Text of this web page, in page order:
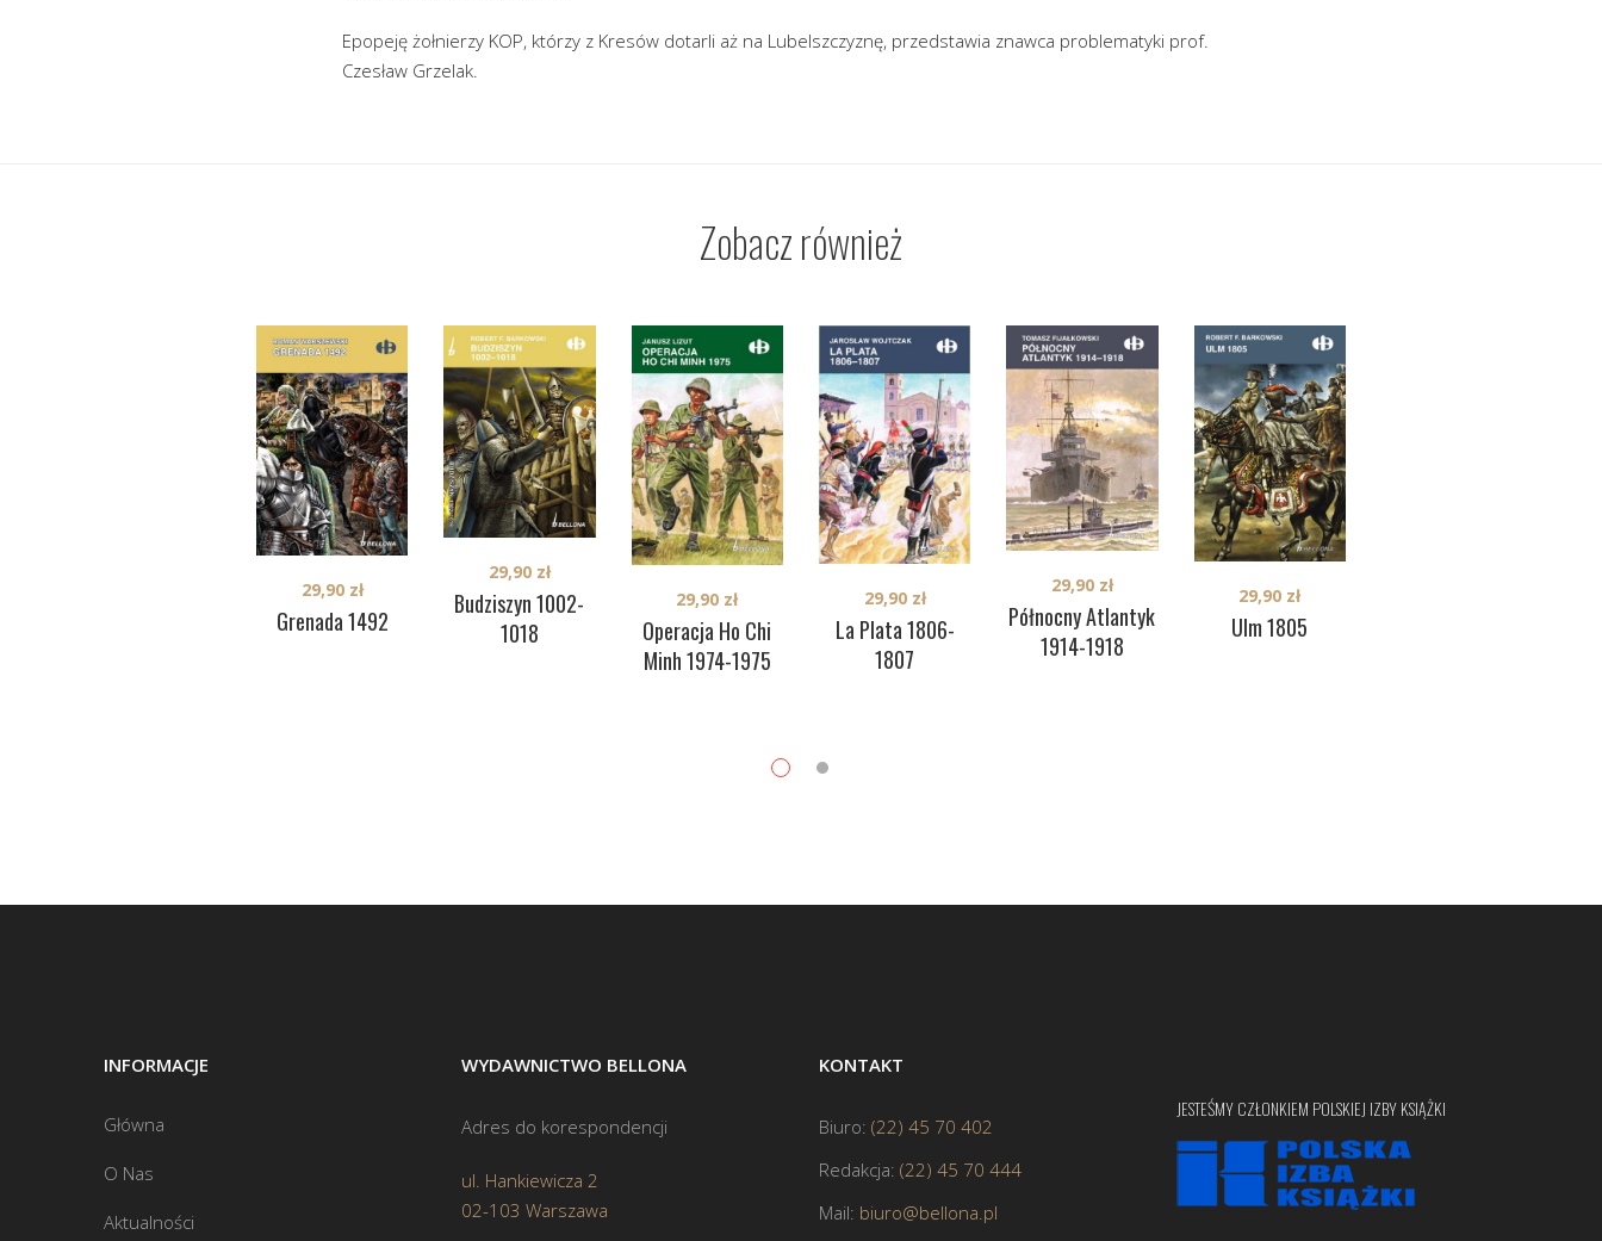
Epopeję żołnierzy KOP, którzy z Kresów dotarli aż na Lubelszczyznę, przedstawia znawca problematyki prof.
Czesław Grzelak.
Zobacz również
Grenada 1492
29,90 zł
Budziszyn 1002-
1018
29,90 zł
Operacja Ho Chi
Minh 1974-1975
29,90 zł
La Plata 1806-
1807
29,90 zł
Północny Atlantyk
1914-1918
29,90 zł
Ulm 1805
29,90 zł
INFORMACJE
Główna
O Nas
Aktualności
WYDAWNICTWO BELLONA
Adres do korespondencji
ul. Hankiewicza 2
02-103 Warszawa
KONTAKT
Biuro: (22) 45 70 402
Redakcja: (22) 45 70 444
Mail: biuro@bellona.pl
JESTEŚMY CZŁONKIEM POLSKIEJ IZBY KSIĄŻKI